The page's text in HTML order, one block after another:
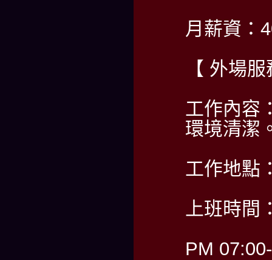
月薪資：
【 外場
工作內容
環境清潔
工作地點
上班時間
PM